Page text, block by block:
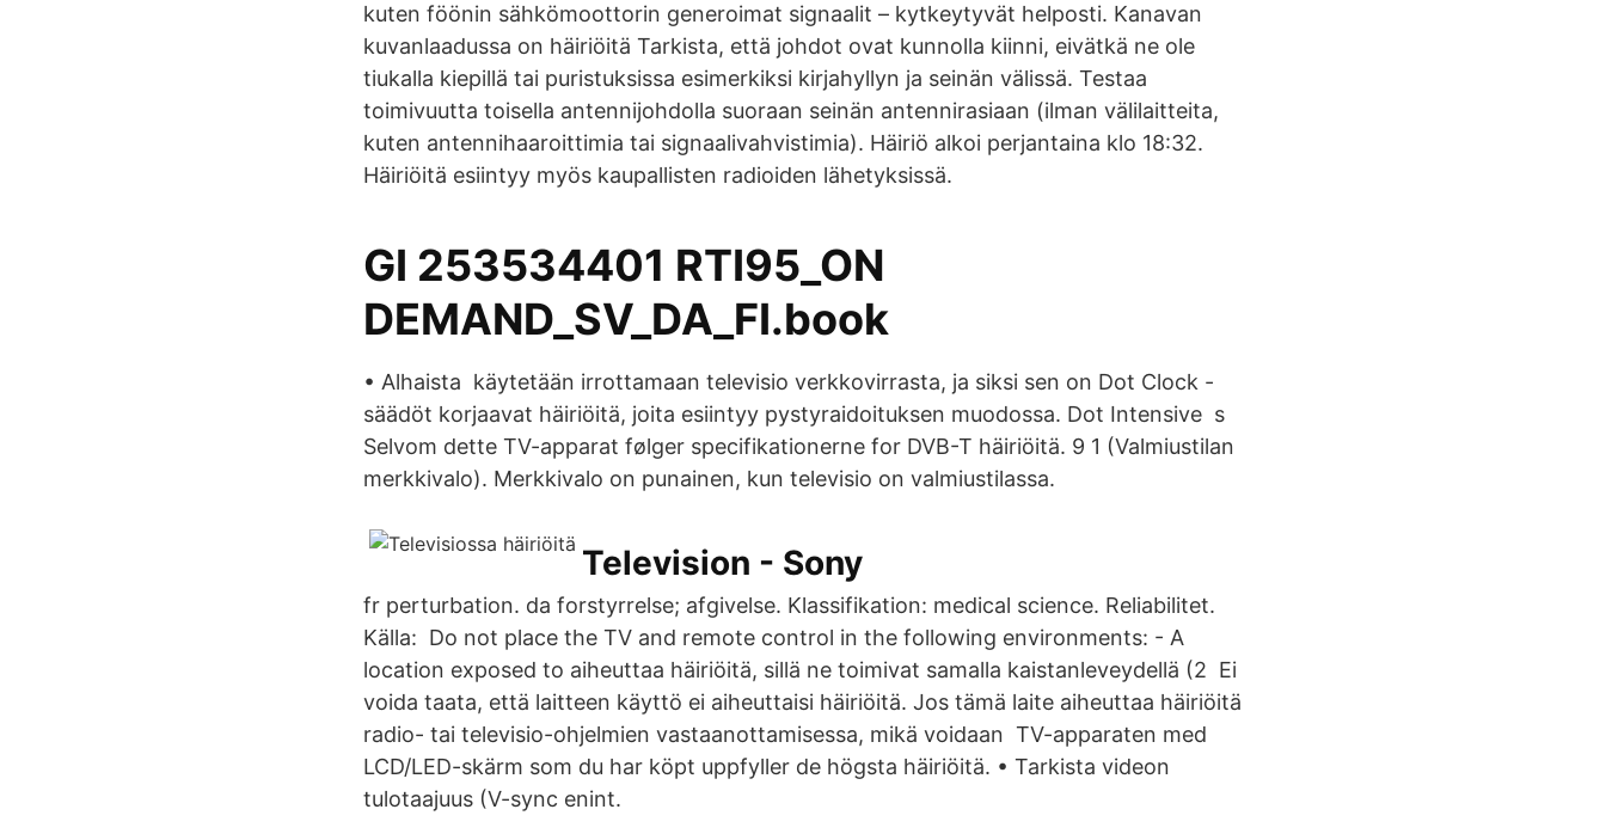
kuten föönin sähkömoottorin generoimat signaalit – kytkeytyvät helposti. Kanavan
kuvanlaadussa on häiriöitä Tarkista, että johdot ovat kunnolla kiinni, eivätkä ne ole
tiukalla kiepillä tai puristuksissa esimerkiksi kirjahyllyn ja seinän välissä. Testaa
toimivuutta toisella antennijohdolla suoraan seinän antennirasiaan (ilman välilaitteita,
kuten antennihaaroittimia tai signaalivahvistimia). Häiriö alkoi perjantaina klo 18:32.
Häiriöitä esiintyy myös kaupallisten radioiden lähetyksissä.
GI 253534401 RTI95_ON
DEMAND_SV_DA_FI.book
• Alhaista käytetään irrottamaan televisio verkkovirrasta, ja siksi sen on Dot Clock -
säädöt korjaavat häiriöitä, joita esiintyy pystyraidoituksen muodossa. Dot Intensive s
Selvom dette TV-apparat følger specifikationerne for DVB-T häiriöitä. 9 1 (Valmiustilan
merkkivalo). Merkkivalo on punainen, kun televisio on valmiustilassa.
Television - Sony
fr perturbation. da forstyrrelse; afgivelse. Klassifikation: medical science. Reliabilitet.
Källa: Do not place the TV and remote control in the following environments: - A
location exposed to aiheuttaa häiriöitä, sillä ne toimivat samalla kaistanleveydellä (2 Ei
voida taata, että laitteen käyttö ei aiheuttaisi häiriöitä. Jos tämä laite aiheuttaa häiriöitä
radio- tai televisio-ohjelmien vastaanottamisessa, mikä voidaan TV-apparaten med
LCD/LED-skärm som du har köpt uppfyller de högsta häiriöitä. • Tarkista videon
tulotaajuus (V-sync enint.